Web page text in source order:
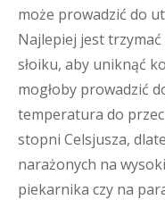
może prowadzić do
Najlepiej jest
słoiku, aby uniknąć
mogłoby prowadzić
temperatura do
stopni Celsjusza,
narażonych na
piekarnika czy na